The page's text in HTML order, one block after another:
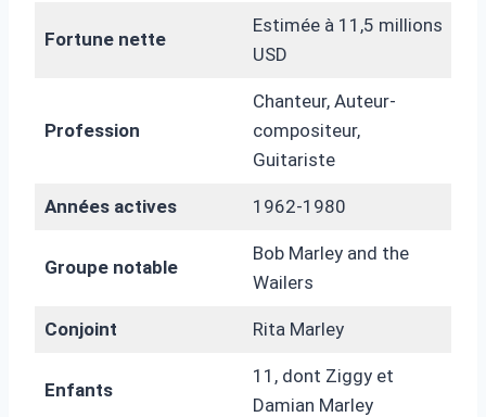
Fortune nette
Estimée à 11,5 millions
USD
Profession
Chanteur, Auteur-
compositeur,
Guitariste
Années actives 1962-1980
Groupe notable
Bob Marley and the
Wailers
Conjoint Rita Marley
Enfants
11, dont Ziggy et
Damian Marley